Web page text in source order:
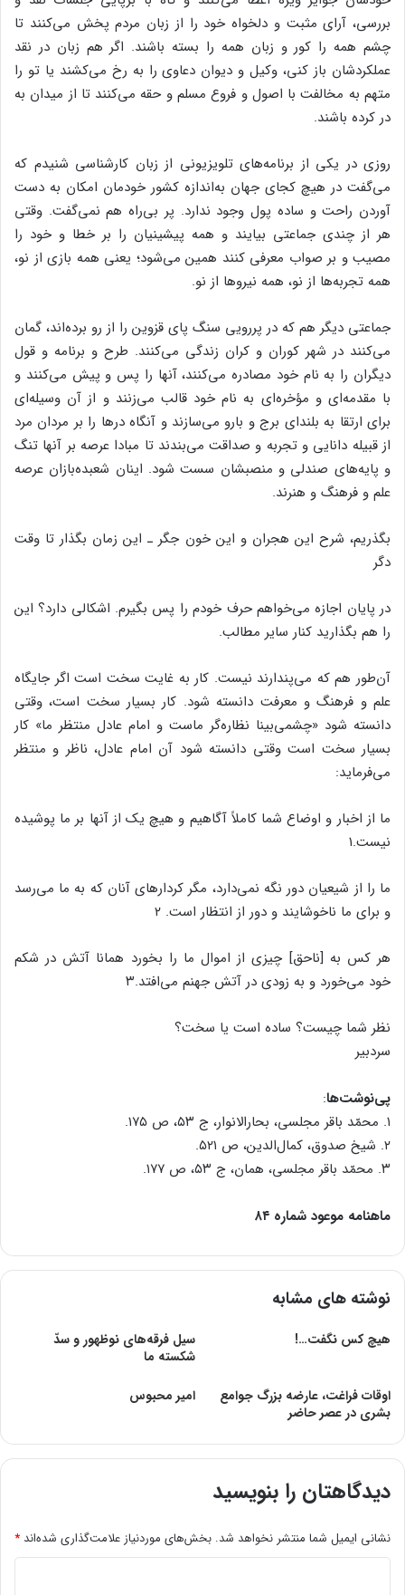
بررسی، آرای مثبت و دلخواه خود را از زبان مردم پخش می‌کنند تا
چشم همه را کور و زبان همه را بسته باشند. اگر هم زبان در نقد
عملکردشان باز کنی، وکیل و دیوان دعاوی را به رخ می‌کشند یا تو را
متهم به مخالفت با اصول و فروع مسلم و حقه می‌کنند تا از میدان به
در کرده باشند.
روزی در یکی از برنامه‌های تلویزیونی از زبان کارشناسی شنیدم که
می‌گفت در هیچ کجای جهان به‌اندازه کشور خودمان امکان به دست
آوردن راحت و ساده پول وجود ندارد. پر بی‌راه هم نمی‌گفت. وقتی
هر از چندی جماعتی بیایند و همه پیشینیان را بر خطا و خود را
مصیب و بر صواب معرفی کنند همین می‌شود؛ یعنی همه بازی از نو،
همه تجربه‌ها از نو، همه نیروها از نو.
جماعتی دیگر هم که در پررویی سنگ پای قزوین را از رو برده‌اند، گمان
می‌کنند در شهر کوران و کران زندگی می‌کنند. طرح و برنامه و قول
دیگران را به نام خود مصادره می‌کنند، آنها را پس و پیش می‌کنند و
با مقدمه‌ای و مؤخره‌ای به نام خود قالب می‌زنند و از آن وسیله‌ای
برای ارتقا به بلندای برج و بارو می‌سازند و آنگاه درها را بر مردان مرد
از قبیله دانایی و تجربه و صداقت می‌بندند تا مبادا عرصه بر آنها تنگ
و پایه‌های صندلی و منصبشان سست شود. اینان شعبده‌بازان عرصه
علم و فرهنگ و هنرند.
بگذریم، شرح این هجران و این خون جگر ـ این زمان بگذار تا وقت
دگر
در پایان اجازه می‌خواهم حرف خودم را پس بگیرم. اشکالی دارد؟ این
را هم بگذارید کنار سایر مطالب.
آن‌طور هم که می‌پندارند نیست. کار به غایت سخت است اگر جایگاه
علم و فرهنگ و معرفت دانسته شود. کار بسیار سخت است، وقتی
دانسته شود «چشمی‌بینا نظاره‌گر ماست و امام عادل منتظر ما» کار
بسیار سخت است وقتی دانسته شود آن امام عادل، ناظر و منتظر
می‌فرماید:
ما از اخبار و اوضاع شما کاملاً آگاهیم و هیچ یک از آنها بر ما پوشیده
نیست.۱
ما را از شیعیان دور نگه نمی‌دارد، مگر کردارهای آنان که به ما می‌رسد
و برای ما ناخوشایند و دور از انتظار است. ۲
هر کس به [ناحق] چیزی از اموال ما را بخورد همانا آتش در شکم
خود می‌خورد و به زودی در آتش جهنم می‌افتد.۳
نظر شما چیست؟ ساده است یا سخت؟
سردبیر
پی‌نوشت‌ها:
۱. محمّد باقر مجلسی، بحارالانوار، ج ۵۳، ص ۱۷۵.
۲. شیخ صدوق، کمال‌الدین، ص ۵۲۱.
۳. محمّد باقر مجلسی، همان، ج ۵۳، ص ۱۷۷.
ماهنامه موعود شماره ۸۴
نوشته های مشابه
هیچ کس نگفت…!
سیل فرقه‌های نوظهور و سدّ
شکسته ما
اوقات فراغت، عارضه بزرگ جوامع
بشرى در عصر حاضر
امير محبوس
دیدگاهتان را بنویسید
نشانی ایمیل شما منتشر نخواهد شد. بخش‌های موردنیاز علامت‌گذاری شده‌اند *